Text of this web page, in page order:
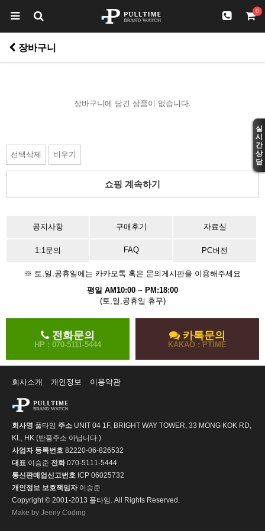
실
시
간
상
담
0
장바구니
장바구니에 담긴 상품이 없습니다.
선택삭제 비우기
쇼핑 계속하기
공지사항 구매후기 자료실
1:1문의 FAQ PC버전
※ 토,일,공휴일에는 카카오톡 혹은 문의게시판을 이용해주세요
평일 AM10:00 ~ PM:18:00
(토,일,공휴일 휴무)
전화문의
HP : 070-5111-5444
카톡문의
KAKAO : PTIME
회사소개 개인정보 이용약관
회사명 풀타임 주소 UNIT 04 1F, BRIGHT WAY TOWER, 33 MONG KOK RD,
KL, HK (반품주소 아닙니다.)
사업자 등록번호 82220-06-826532
대표 이승준 전화070-5111-5444
통신판매업신고번호 ICP 06025732
개인정보 보호책임자이승준
Copyright © 2001-2013 풀타임. All Rights Reserved.
Make by Jeeny Coding